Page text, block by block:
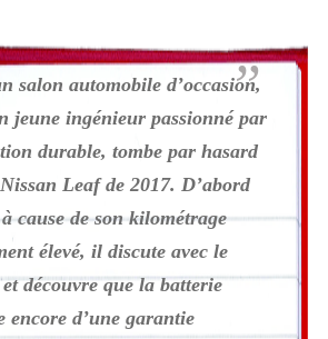
salon automobile d’occasion,
jeune ingénieur passionné par
durable, tombe par hasard
Leaf de 2017. D’abord
cause de son kilométrage
élevé, il discute avec le
découvre que la batterie
encore d’une garantie